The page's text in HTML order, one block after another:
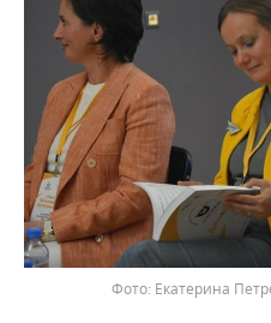
Екатерина